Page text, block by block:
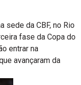
sede da CBF, no Rio
fase da Copa do
entrar na
avançaram da